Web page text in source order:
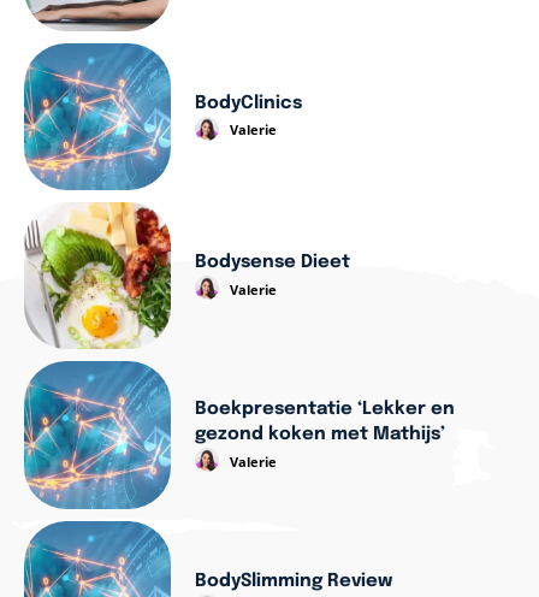
BodyClinics
Valerie
Bodysense Dieet
Valerie
Boekpresentatie ‘Lekker en
gezond koken met Mathijs’
Valerie
BodySlimming Review